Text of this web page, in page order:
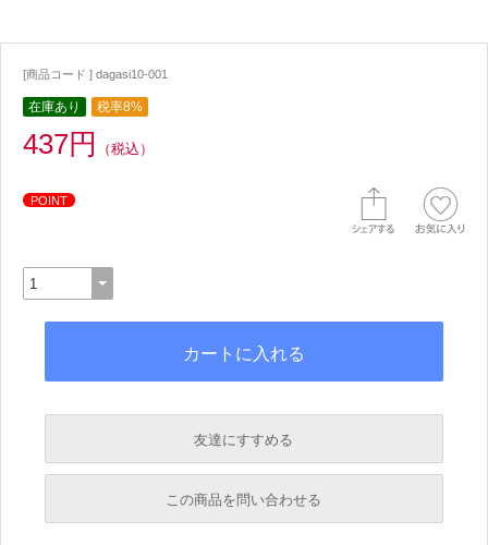
[商品コード ] dagasi10-001
在庫あり 税率8%
437円 （税込）
POINT
友達にすすめる
必須
この商品を問い合わせる